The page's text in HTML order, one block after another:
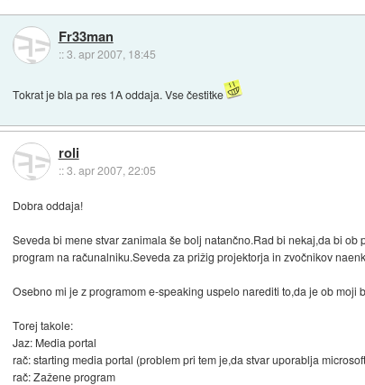
Fr33man
::3. apr 2007, 18:45
Tokrat je bla pa res 1A oddaja. Vse čestitke
roli
::3. apr 2007, 22:05
Dobra oddaja!
Seveda bi mene stvar zanimala še bolj natančno.Rad bi nekaj,da bi
program na računalniku.Seveda za prižig projektorja in zvočnikov
Osebno mi je z programom e-speaking uspelo narediti to,da je ob
Torej takole:
Jaz: Media portal
rač: starting media portal (problem pri tem je,da stvar uporablja
rač: Zažene program